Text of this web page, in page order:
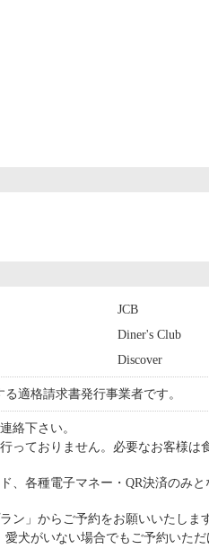
JCB
Diner's Club
Discover
適格請求書発行事業者です。
絡下さい。
っておりません。必要なお客様
、各種電子マネー・QR決済のみ
ン」からご予約をお願いいたします
犬がいない場合でもご予約いた